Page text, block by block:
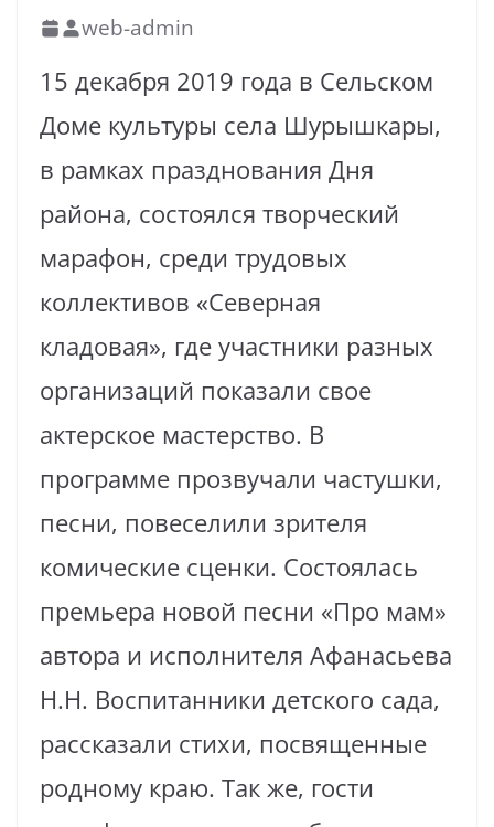
web-admin
15 декабря 2019 года в Сельском
Доме культуры села Шурышкары,
в рамках празднования Дня
района, состоялся творческий
марафон, среди трудовых
коллективов «Северная
кладовая», где участники разных
организаций показали свое
актерское мастерство. В
программе прозвучали частушки,
песни, повеселили зрителя
комические сценки. Состоялась
премьера новой песни «Про мам»
автора и исполнителя Афанасьева
Н.Н. Воспитанники детского сада,
рассказали стихи, посвященные
родному краю. Так же, гости